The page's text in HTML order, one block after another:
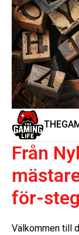
Från
för-
Välkommen till